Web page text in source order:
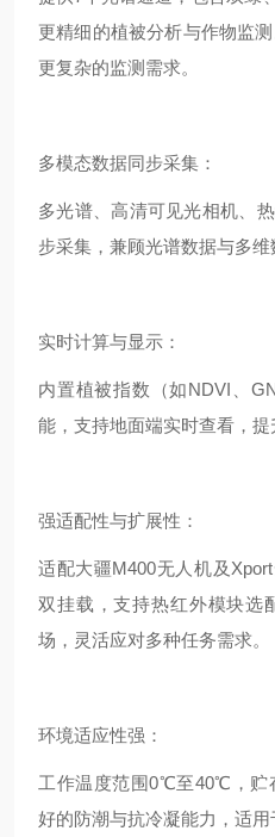
更精细的植被分析与作物监
更复杂的监测需求。
多模态数据同步采集：
多光谱、高清可见光相机、
步采集，兼顾光谱数据与多维
实时计算与显示：
内置植被指数（如NDVI、
能，支持地面端实时查看，提
强适配性与扩展性：
适配大疆M400无人机及
双挂载，支持热红外模块选
场，灵活应对多种任务需求。
环境适应性强：
工作温度范围0℃至40℃，
好的防潮与抗冷凝能力，适用